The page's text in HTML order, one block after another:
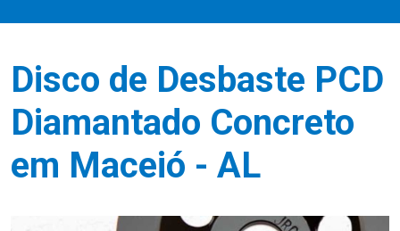
Disco de Desbaste PCD
Diamantado Concreto
em Maceió - AL